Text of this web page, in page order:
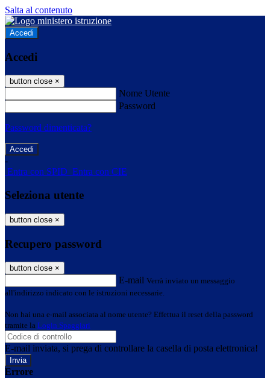
Salta al contenuto
Accedi
Accedi
button close ×
Nome Utente
Password
Password dimenticata?
-
Entra con SPID Entra con CIE
Seleziona utente
button close ×
Recupero password
button close ×
E-mail Verrà inviato un messaggio
all'indirizzo indicato con le istruzioni necessarie.
Non hai una e-mail associata al nome utente? Effettua il reset della password
tramite la Login Spaggiari
E-mail inviata, si prega di controllare la casella di posta elettronica!
Errore